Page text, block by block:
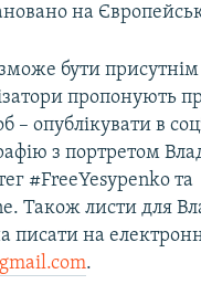
на
бути присутнім
пропонують
опублікувати в
з портретом
#FreeYesypenko та
Також листи для
писати на
.